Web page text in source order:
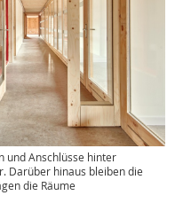
und Anschlüsse hinter
Darüber hinaus bleiben die
die Räume